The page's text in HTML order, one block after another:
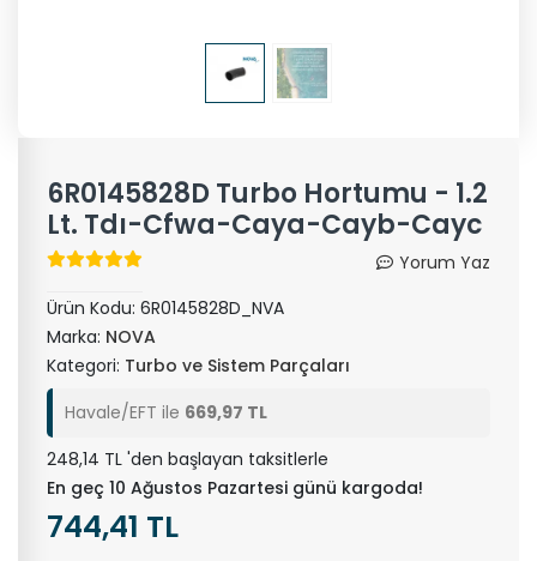
6R0145828D Turbo Hortumu - 1.2
Lt. Tdı-Cfwa-Caya-Cayb-Cayc
Yorum Yaz
Ürün Kodu: 6R0145828D_NVA
Marka: NOVA
Kategori: Turbo ve Sistem Parçaları
Havale/EFT ile 669,97 TL
248,14 TL 'den başlayan taksitlerle
En geç 10 Ağustos Pazartesi günü kargoda!
744,41 TL